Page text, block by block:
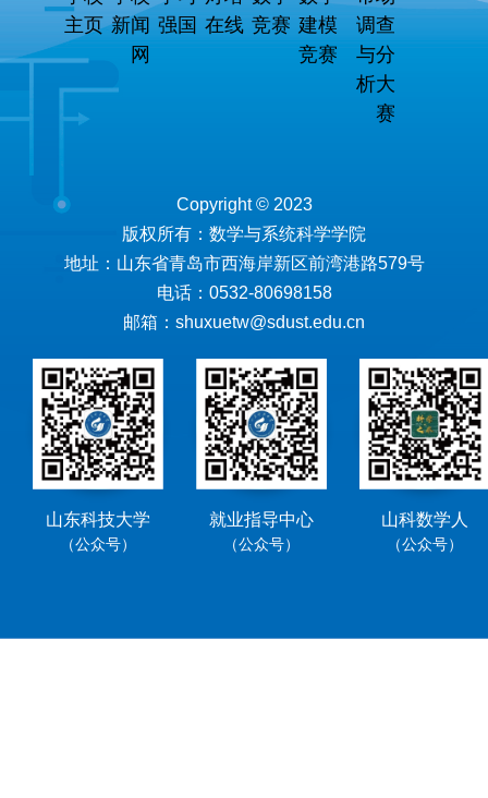
主页 新闻
网
强国 在线 竞赛 建模
竞赛
调查
与分
析大
赛
Copyright © 2023
版权所有：数学与系统科学学院
地址：山东省青岛市西海岸新区前湾港路579号
电话：0532-80698158
邮箱：shuxuetw@sdust.edu.cn
山东科技大学
（公众号）
就业指导中心
（公众号）
山科数学人
（公众号）